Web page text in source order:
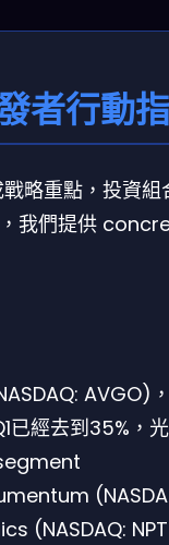
者行動
略重點，投資組
我們提供
AVGO)
已經去到35%，
(NASDAQ: